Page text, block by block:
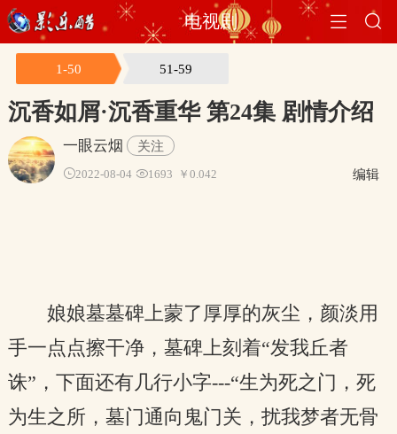
 
电视剧
1-50 51-59
沉香如屑·沉香重华第24集 剧情介绍
一眼云烟
关注
编辑
2022-08-04 1693 ￥0.042
娘娘墓墓碑上蒙了厚厚的灰尘，颜淡用
手一点点擦干净，墓碑上刻着“发我丘者
诛”，下面还有几行小字---“生为死之门，死
为生之所，墓门通向鬼门关，扰我梦者无骨